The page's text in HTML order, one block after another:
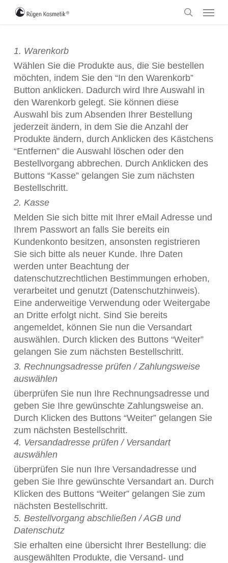
Skip
Menu
1. Warenkorb
Wählen Sie die Produkte aus, die Sie bestellen
möchten, indem Sie den “In den Warenkorb”
Button anklicken. Dadurch wird Ihre Auswahl in
den Warenkorb gelegt. Sie können diese
Auswahl bis zum Absenden Ihrer Bestellung
jederzeit ändern, in dem Sie die Anzahl der
Produkte ändern, durch Anklicken des Kästchens
“Entfernen” die Auswahl löschen oder den
Bestellvorgang abbrechen. Durch Anklicken des
Buttons “Kasse” gelangen Sie zum nächsten
Bestellschritt.
2. Kasse
Melden Sie sich bitte mit Ihrer eMail Adresse und
Ihrem Passwort an falls Sie bereits ein
Kundenkonto besitzen, ansonsten registrieren
Sie sich bitte als neuer Kunde. Ihre Daten
werden unter Beachtung der
datenschutzrechtlichen Bestimmungen erhoben,
verarbeitet und genutzt (Datenschutzhinweis).
Eine anderweitige Verwendung oder Weitergabe
an Dritte erfolgt nicht. Sind Sie bereits
angemeldet, können Sie nun die Versandart
auswählen. Durch klicken des Buttons “Weiter”
gelangen Sie zum nächsten Bestellschritt.
3. Rechnungsadresse prüfen / Zahlungsweise
auswählen
überprüfen Sie nun Ihre Rechnungsadresse und
geben Sie Ihre gewünschte Zahlungsweise an.
Durch Klicken des Buttons “Weiter” gelangen Sie
zum nächsten Bestellschritt.
4. Versandadresse prüfen / Versandart
auswählen
überprüfen Sie nun Ihre Versandadresse und
geben Sie Ihre gewünschte Versandart an. Durch
Klicken des Buttons “Weiter” gelangen Sie zum
nächsten Bestellschritt.
5. Bestellvorgang abschließen / AGB und
Datenschutz
Sie erhalten eine übersicht Ihrer Bestellung: die
ausgewählten Produkte, die Versand- und